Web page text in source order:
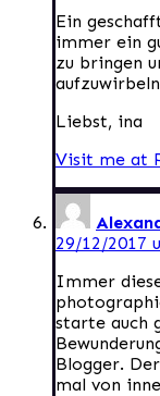
Ein
immer ein
zu bringen
Liebst, ina
Visit me at
29/12/2017
Immer
starte auch
Blogger.
mal von